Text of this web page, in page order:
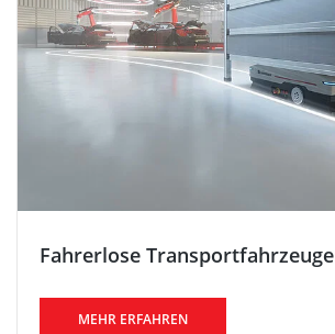
Fahrerlose Transportfahrzeuge
MEHR ERFAHREN